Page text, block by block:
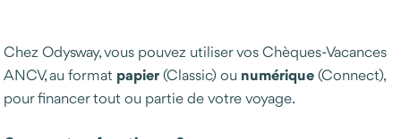
Chez Odysway, vous pouvez utiliser vos Chèques-Vacances
ANCV, au format papier(Classic) ou numérique(Connect),
pour financer tout ou partie de votre voyage.